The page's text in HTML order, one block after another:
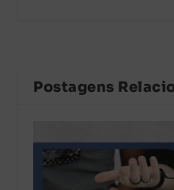
Postagens